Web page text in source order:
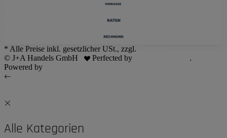
* Alle Preise inkl. gesetzlicher USt., zzgl.
© J+A Handels GmbH
Perfected by
.
Powered by
Alle Kategorien